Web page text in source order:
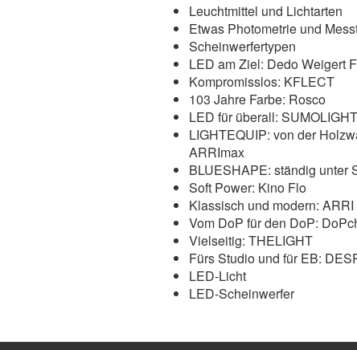
Leuchtmittel und Lichtarten
Etwas Photometrie und
Scheinwerfertypen
LED am Ziel: Dedo Weigert
Kompromisslos: KFLECT
103 Jahre Farbe: Rosco
LED für überall: SUMOLIGHT
LIGHTEQUIP: von der
ARRImax
BLUESHAPE: ständig unter
Soft Power: Kino Flo
Klassisch und modern: ARRI
Vom DoP für den DoP:
Vielseitig: THELIGHT
Fürs Studio und für EB:
LED-Licht
LED-Scheinwerfer